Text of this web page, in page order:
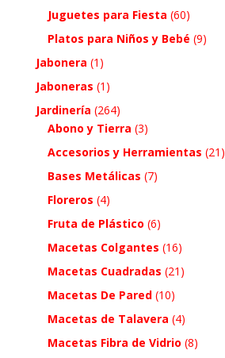
Juguetes para Fiesta (60)
Platos para Niños y Bebé (9)
Jabonera (1)
Jaboneras (1)
Jardinería (264)
Abono y Tierra (3)
Accesorios y Herramientas (21)
Bases Metálicas (7)
Floreros (4)
Fruta de Plástico (6)
Macetas Colgantes (16)
Macetas Cuadradas (21)
Macetas De Pared (10)
Macetas de Talavera (4)
Macetas Fibra de Vidrio (8)